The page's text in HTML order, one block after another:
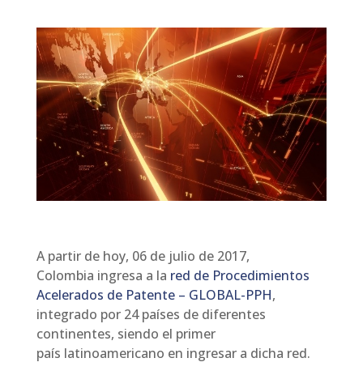
A partir de hoy, 06 de julio de 2017,
Colombia ingresa a la red de Procedimientos
Acelerados de Patente – GLOBAL-PPH,
integrado por 24 países de diferentes
continentes, siendo el primer
país latinoamericano en ingresar a dicha red.